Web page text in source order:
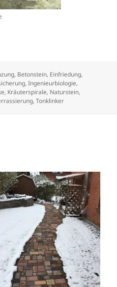
, Betonstein, Einfriedung,
,Ingenieurbiologie,
, Kräuterspirale, Naturstein,
,Tonklinker